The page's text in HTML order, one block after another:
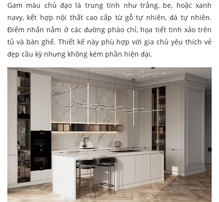
Gam màu chủ đạo là trung tính như trắng, be, hoặc xanh
navy, kết hợp nội thất cao cấp từ gỗ tự nhiên, đá tự nhiên.
Điểm nhấn nằm ở các đường phào chỉ, họa tiết tinh xảo trên
tủ và bàn ghế. Thiết kế này phù hợp với gia chủ yêu thích vẻ
đẹp cầu kỳ nhưng không kém phần hiện đại.